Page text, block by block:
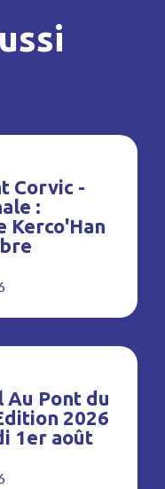
Corvic -
:
Kerco'Han
Au Pont du
2026
1er août